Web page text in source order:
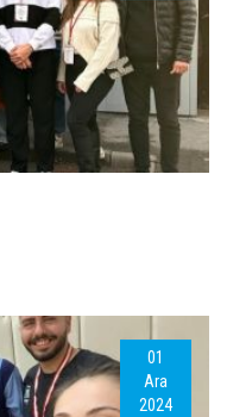
01
Ara
2024